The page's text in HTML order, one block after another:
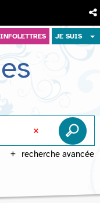
INFOLETTRES JE SUIS
recherche avancée